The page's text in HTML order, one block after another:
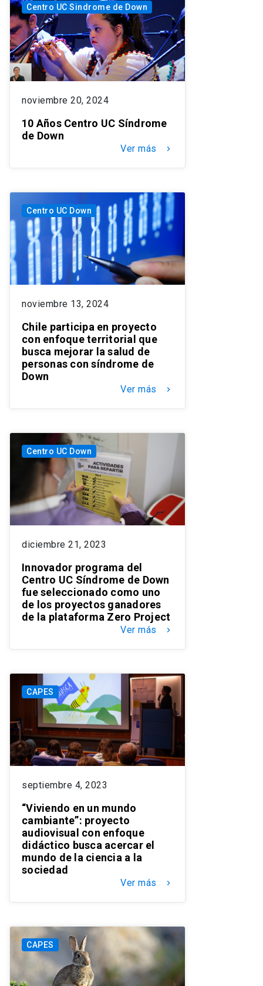
Centro UC Sindrome de Down
noviembre 20, 2024
10 Años Centro UC Síndrome
de Down
Ver más keyboard_arrow_right
Centro UC Down
noviembre 13, 2024
Chile participa en proyecto
con enfoque territorial que
busca mejorar la salud de
personas con síndrome de
Down
Ver más keyboard_arrow_right
Centro UC Down
diciembre 21, 2023
Innovador programa del
Centro UC Síndrome de Down
fue seleccionado como uno
de los proyectos ganadores
de la plataforma Zero Project
Ver más keyboard_arrow_right
CAPES
septiembre 4, 2023
“Viviendo en un mundo
cambiante”: proyecto
audiovisual con enfoque
didáctico busca acercar el
mundo de la ciencia a la
sociedad
Ver más keyboard_arrow_right
CAPES